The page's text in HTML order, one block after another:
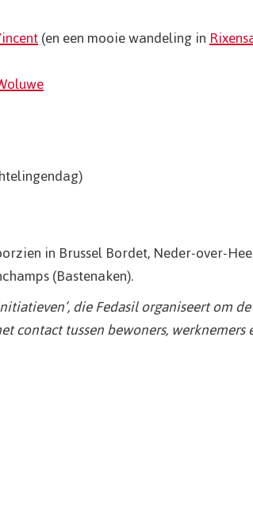
(en een mooie wandeling in
in Brussel Bordet, Neder-over-
(Bastenaken).
die Fedasil organiseert om
contact tussen bewoners, werknemers